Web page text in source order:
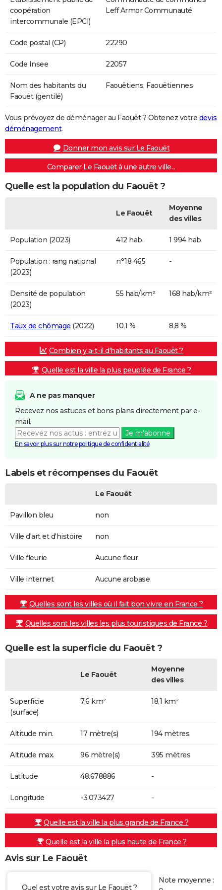
coopération
intercommunale (EPCI)
Leff Armor Communauté
Code postal (CP) 22290
Code Insee 22057
Nom des habitants du
Faouët (gentilé)
Faouëtiens, Faouëtiennes
Vous prévoyez de déménager au Faouët ? Obtenez votre devis
déménagement.
Donner mon avis sur Le Faouët
Comparer Le Faouët à une autre ville...
Quelle est la population du Faouët ?
Le Faouët
Moyenne
des villes
Population (2023) 412 hab. 1 994 hab.
Population : rang national
(2023)
n°18 465 -
Densité de population
(2023)
55 hab/km² 168 hab/km²
Taux de chômage (2022) 10,1 % 8,8 %
Combien y a-t-il d'habitants au Faouët ?
Quelle est la ville la plus peuplée de France ?
A ne pas manquer
Recevez nos astuces et bons plans directement par e-
mail.
Je m'abonne
En savoir plus sur notre politique de confidentialité
Labels et récompenses du Faouët
Le Faouët
Pavillon bleu non
Ville d'art et d'histoire non
Ville fleurie Aucune fleur
Ville internet Aucune arobase
Quelles sont les villes où il fait bon vivre en France ?
Quelles sont les villes les plus touristiques de France ?
Quelle est la superficie du Faouët ?
Le Faouët
Moyenne
des villes
Superficie
(surface)
7,6 km² 18,1 km²
Altitude min. 17 mètre(s) 194 mètres
Altitude max. 96 mètre(s) 395 mètres
Latitude 48.678886 -
Longitude -3.073427 -
Quelle est la ville la plus grande de France ?
Quelle est la ville la plus haute de France ?
Avis sur Le Faouët
Quel est votre avis sur Le Faouët ?
Note moyenne :